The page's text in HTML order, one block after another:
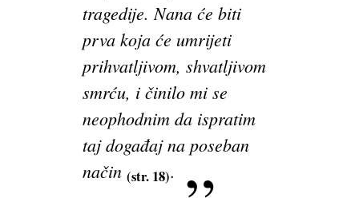
tragedije. Nana će biti
prva koja će umrijeti
prihvatljivom, shvatljivom
smrću, i činilo mi se
neophodnim da ispratim
taj događaj na poseban
način (str. 18).